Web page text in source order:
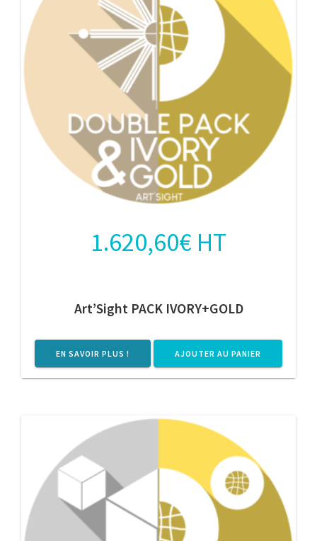
1.620,60€ HT
Art’Sight PACK IVORY+GOLD
EN SAVOIR PLUS ! AJOUTER AU PANIER